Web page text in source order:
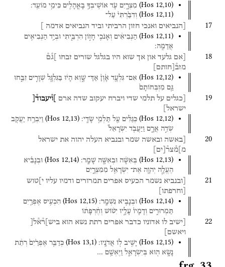
(Hos 12,10) מִצְרָ֑יִם עֹ֛ד אוֹשִֽׁיבְךָ֥ בָאֳהָלִ֖ים כִּימֵ֥י מוֹעֵֽד׃
(Hos 12,11) וְדִבַּ֙רְתִּי֙ עַל־
17 [הנביאים ואנכי חזון הרביתי וביד הנביאים אדמה
(Hos 12,11) הַנְּבִיאִ֔ים וְאָנֹכִ֖י חָז֣וֹן הִרְבֵּ֑יתִי וּבְיַ֥ד הַנְּבִיאִ֖ים
אֲדַמֶּֽה׃
18 [אם גלעד און אך שוא היו בגלגל שורים זבחו
]ג֯ם֯
מזב֯ חותם
(Hos 12,12) אִם־ גִּלְעָ֥ד אָ֙וֶן֙ אַךְ־ שָׁ֣וְא הָי֔וּ בַּגִּלְגָּ֖ל שְׁוָרִ֣ים זִבֵּ֑חוּ
גַּ֤ם מִזְבְּחוֹתָם֙
19 [כגלים על תלמי שדי ויברח יעקוב שדה ארם
]ו֯יעבוד֯[
ישראל]
(Hos 12,12) כְּגַלִּ֔ים עַ֖ל תַּלְמֵ֥י שָׂדָֽי׃ (Hos 12,13) וַיִּבְרַ֥ח יַעֲקֹ֖ב
שְׂדֵ֣ה אֲרָ֑ם וַיַּעֲבֹ֤ד יִשְׂרָאֵל֙
20 [באשה ובאשה שמר ובנביא העלה יהוה את ישראל
מ]מ֯צר֯ ים
(Hos 12,13) בְּאִשָּׁ֔ה וּבְאִשָּׁ֖ה שָׁמָֽר׃ (Hos 12,14)
וּבְנָבִ֕יא
הֶעֱלָ֧ה יְהוָ֛ה אֶת־ יִשְׂרָאֵ֖ל מִמִּצְרָ֑יִם
21 [ובנביא נשמר הכעיס אפרים תמרורים ודמיו עליו י]טוש
וחרפתו
(Hos 12,14) וּבְנָבִ֖יא נִשְׁמָֽר׃ (Hos 12,15) הִכְעִ֥יס אֶפְרַ֖יִם
תַּמְרוּרִ֑ים וְדָמָיו֙ עָלָ֣יו יִטּ֔וֹשׁ וְחֶ֨רְפָּת֔וֹ
22 [ישיב לו אדוניו כדבר אפרים רתת נשא הוא ביש]ר֯א֯ל[
ויאשם]
(Hos 12,15) יָשִׁ֥יב ל֖וֹ אֲדֹנָֽיו׃ (Hos 13,1) כְּדַבֵּ֤ר אֶפְרַ֙יִם֙ רְתֵ֔ת
נָשָׂ֥א ה֖וּא בְּיִשְׂרָאֵ֑ל וַיֶּאְשַׁ֥ם …